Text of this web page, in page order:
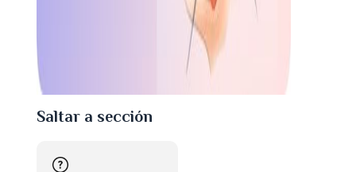
Saltar a sección